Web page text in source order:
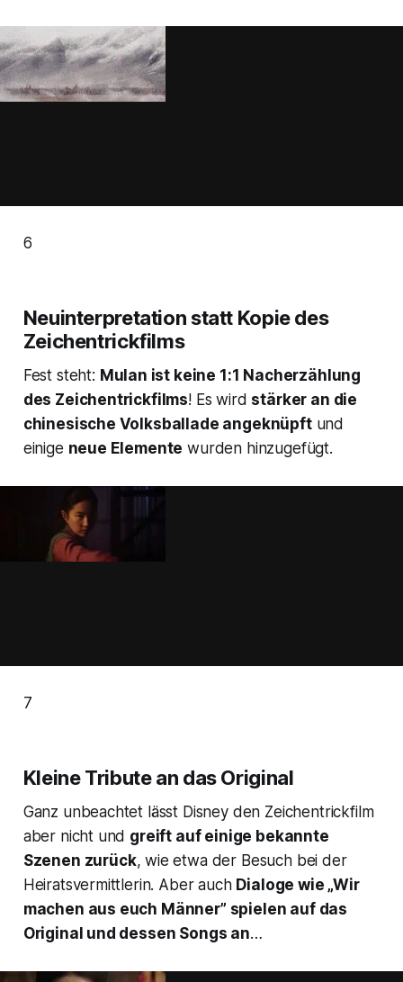
6
Neuinterpretation statt Kopie des
Zeichentrickfilms
Fest steht: Mulan ist keine 1:1 Nacherzählung
des Zeichentrickfilms! Es wird stärker an die
chinesische Volksballade angeknüpftund
einige neue Elemente wurden hinzugefügt.
7
Kleine Tribute an das Original
Ganz unbeachtet lässt Disney den Zeichentrickfilm
aber nicht und greift auf einige bekannte
Szenen zurück, wie etwa der Besuch bei der
Heiratsvermittlerin. Aber auch Dialoge wie „Wir
machen aus euch Männer” spielen auf das
Original und dessen Songs an…